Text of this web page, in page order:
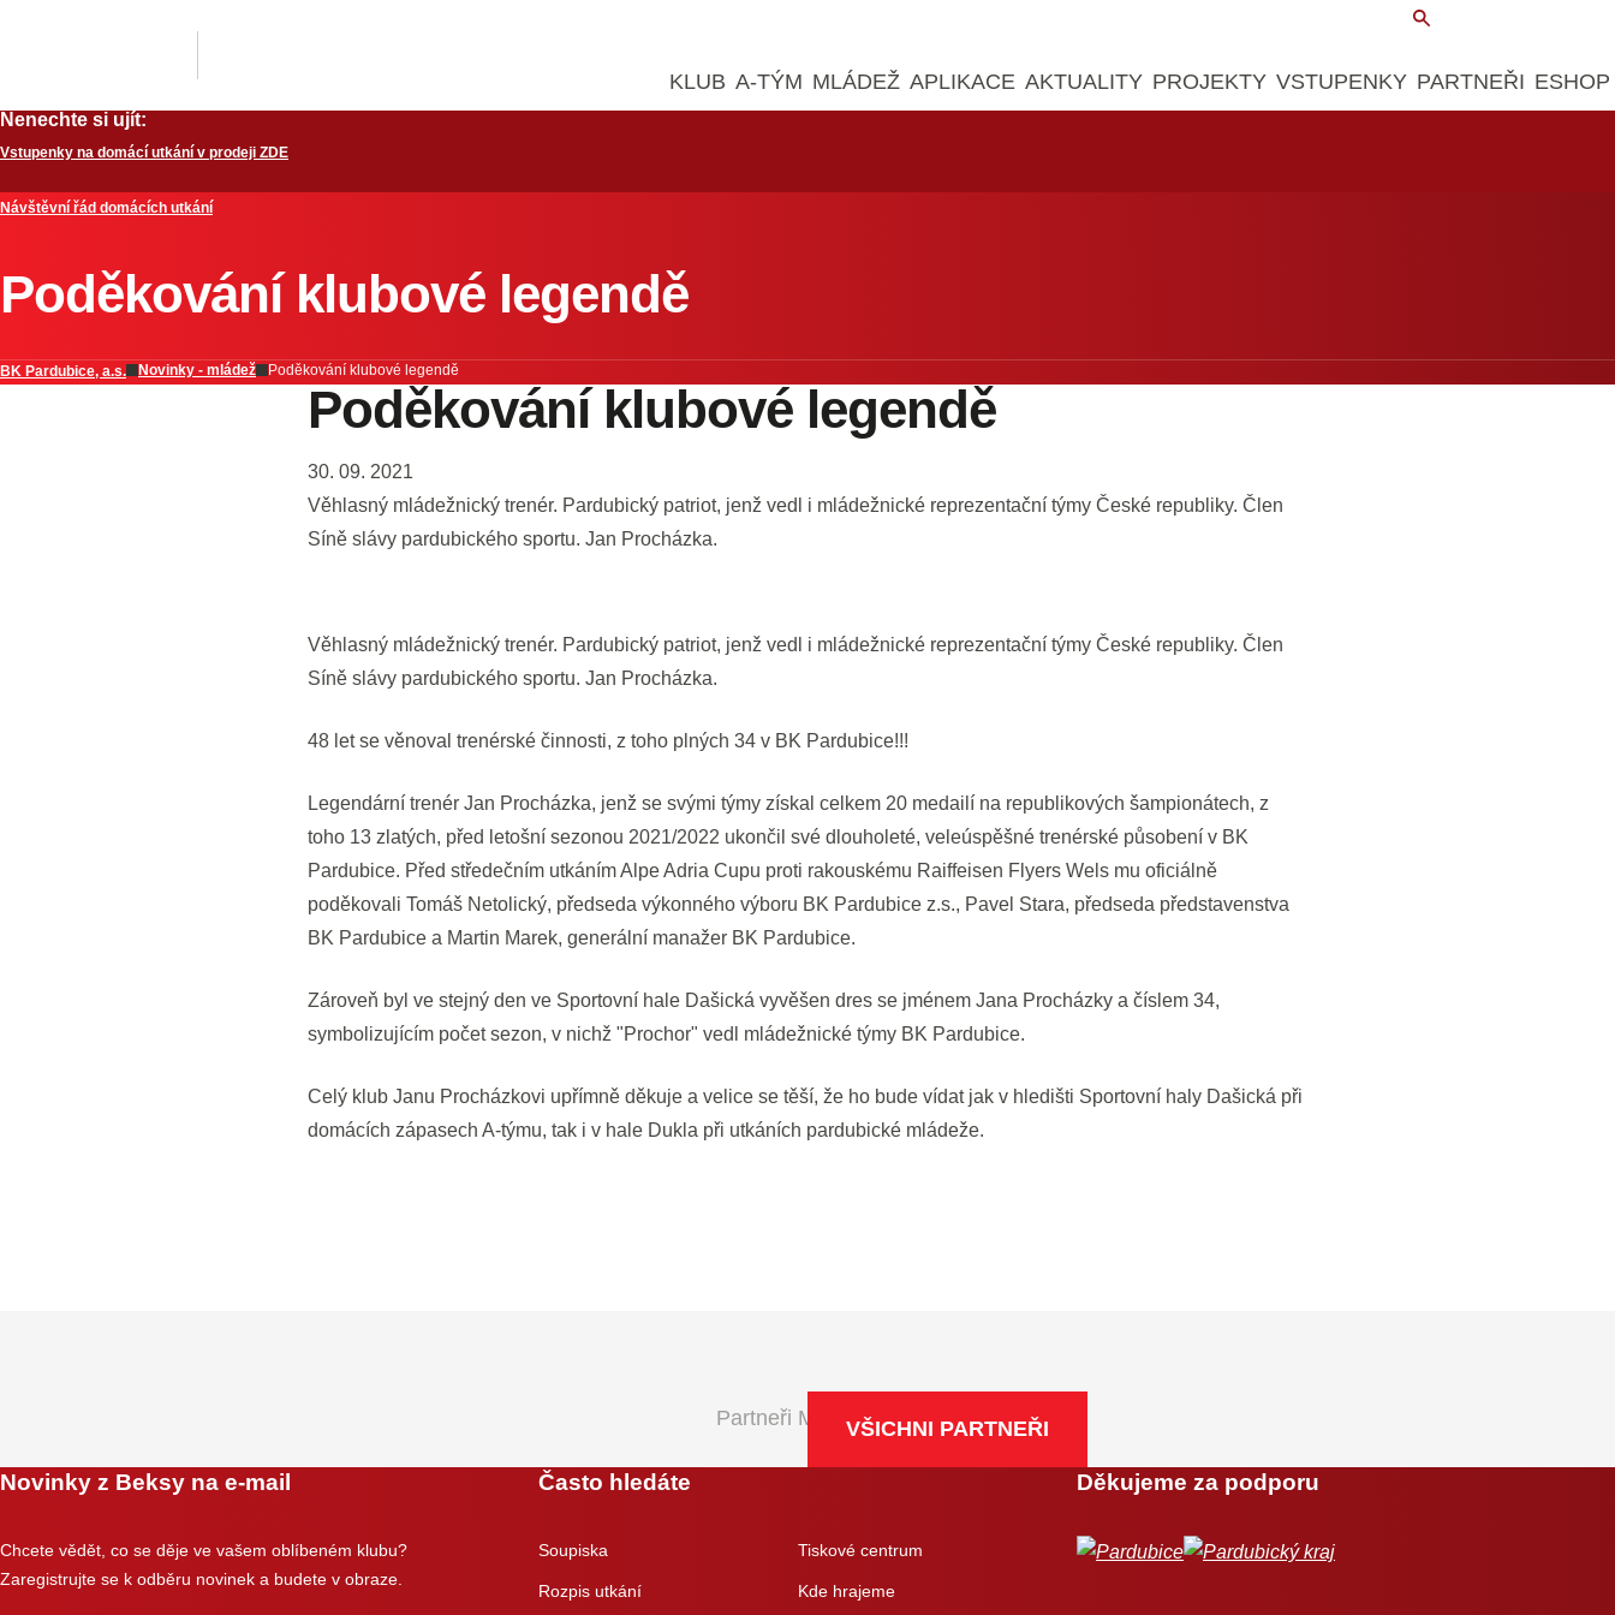
KLUB A-TÝM MLÁDEŽ APLIKACE AKTUALITY PROJEKTY VSTUPENKY PARTNEŘI ESHOP
Nenechte si ujít:
Vstupenky na domácí utkání v prodeji ZDE
Návštěvní řád domácích utkání
Poděkování klubové legendě
BK Pardubice, a.s. Novinky - mládež Poděkování klubové legendě
Poděkování klubové legendě
30. 09. 2021
Věhlasný mládežnický trenér. Pardubický patriot, jenž vedl i mládežnické reprezentační týmy České republiky. Člen
Síně slávy pardubického sportu. Jan Procházka.
Věhlasný mládežnický trenér. Pardubický patriot, jenž vedl i mládežnické reprezentační týmy České republiky. Člen
Síně slávy pardubického sportu. Jan Procházka.
48 let se věnoval trenérské činnosti, z toho plných 34 v BK Pardubice!!!
Legendární trenér Jan Procházka, jenž se svými týmy získal celkem 20 medailí na republikových šampionátech, z
toho 13 zlatých, před letošní sezonou 2021/2022 ukončil své dlouholeté, veleúspěšné trenérské působení v BK
Pardubice. Před středečním utkáním Alpe Adria Cupu proti rakouskému Raiffeisen Flyers Wels mu oficiálně
poděkovali Tomáš Netolický, předseda výkonného výboru BK Pardubice z.s., Pavel Stara, předseda představenstva
BK Pardubice a Martin Marek, generální manažer BK Pardubice.
Zároveň byl ve stejný den ve Sportovní hale Dašická vyvěšen dres se jménem Jana Procházky a číslem 34,
symbolizujícím počet sezon, v nichž "Prochor" vedl mládežnické týmy BK Pardubice.
Celý klub Janu Procházkovi upřímně děkuje a velice se těší, že ho bude vídat jak v hledišti Sportovní haly Dašická při
domácích zápasech A-týmu, tak i v hale Dukla při utkáních pardubické mládeže.
Partneři Maxa NBLVŠICHNI PARTNEŘI
Novinky z Beksy na e-mail
Chcete vědět, co se děje ve vašem oblíbeném klubu?
Zaregistrujte se k odběru novinek a budete v obraze.
Často hledáte
Soupiska
Rozpis utkání
Tiskové centrum
Kde hrajeme
Děkujeme za podporu